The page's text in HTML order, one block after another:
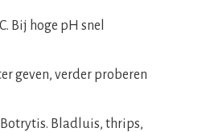
Bij hoge pH snel
geven, verder proberen
Bladluis, thrips,